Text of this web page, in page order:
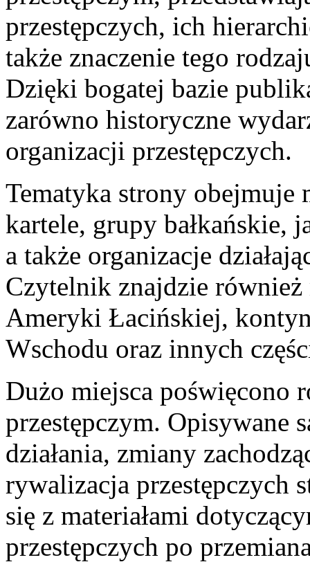
przestępczych, ich
także znaczenie tego
Dzięki bogatej bazie
zarówno historyczne
organizacji przestępczych.
Tematyka strony obejmuje
kartele, grupy bałkańskie,
a także organizacje
Czytelnik znajdzie również
Ameryki Łacińskiej,
Wschodu oraz innych
Dużo miejsca poświęcono
przestępczym. Opisywane
działania, zmiany
rywalizacja przestępczych
się z materiałami
przestępczych po